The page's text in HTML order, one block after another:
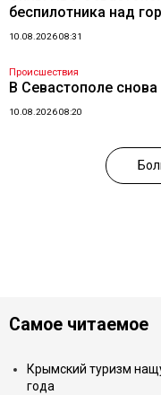
беспилотника над
10.08.2026 08:31
Происшествия
В Севастополе
10.08.2026 08:20
Самое читаемое
Крымский туризм
года